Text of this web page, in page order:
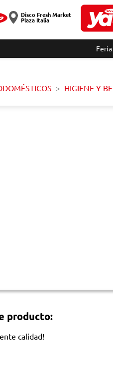
Disco Fresh Market
Plaza Italia
HIGIENE Y
producto:
calidad!